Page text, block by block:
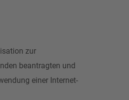
zur
beantragten und
einer Internet-